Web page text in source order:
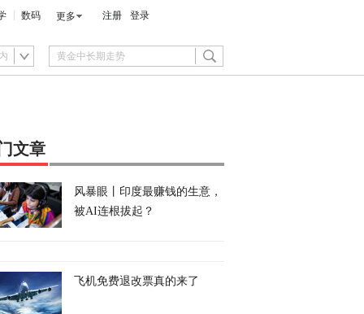
数码 更多 注册 登录
文章
风暴眼丨印度最赚钱的生意，
被AI连根拔起？
飞机免费退改票真的来了